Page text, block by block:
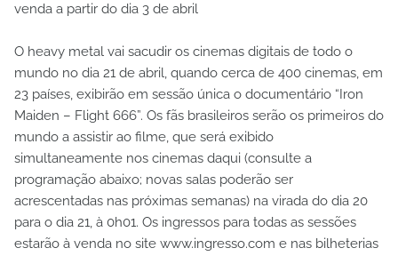
venda a partir do dia 3 de abril
O heavy metal vai sacudir os cinemas digitais de todo o
mundo no dia 21 de abril, quando cerca de 400 cinemas, em
23 países, exibirão em sessão única o documentário “Iron
Maiden – Flight 666”. Os fãs brasileiros serão os primeiros do
mundo a assistir ao filme, que será exibido
simultaneamente nos cinemas daqui (consulte a
programação abaixo; novas salas poderão ser
acrescentadas nas próximas semanas) na virada do dia 20
para o dia 21, à 0h01. Os ingressos para todas as sessões
estarão à venda no site www.ingresso.com e nas bilheterias